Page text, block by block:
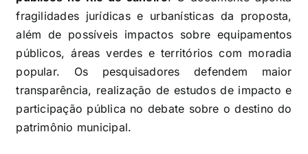
fragilidades jurídicas e urbanísticas da proposta,
além de possíveis impactos sobre equipamentos
públicos, áreas verdes e territórios com moradia
popular. Os pesquisadores defendem maior
transparência, realização de estudos de impacto e
participação pública no debate sobre o destino do
patrimônio municipal.